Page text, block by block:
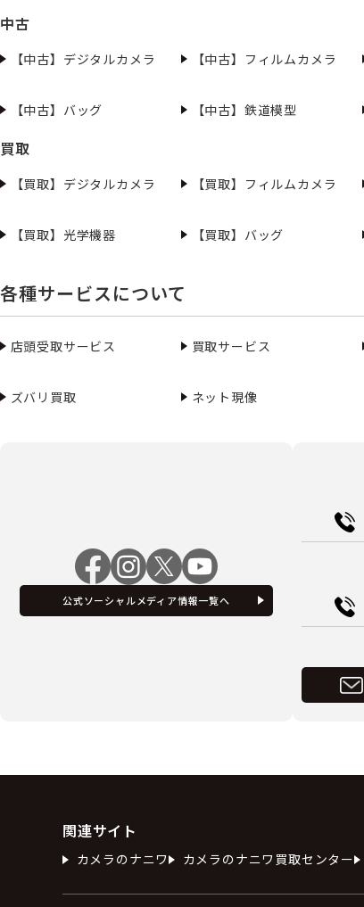
中古
【中古】デジタルカメラ 【中古】フィルムカメラ
【中古】バッグ 【中古】鉄道模型
買取
【買取】デジタルカメラ 【買取】フィルムカメラ
【買取】光学機器
【買取】バッグ
各種サービスについて
店頭受取サービス 買取サービス
ズバリ買取 ネット現像
公式ソーシャルメディア情報一覧へ
関連サイト
カメラのナニワ カメラのナニワ買取センター